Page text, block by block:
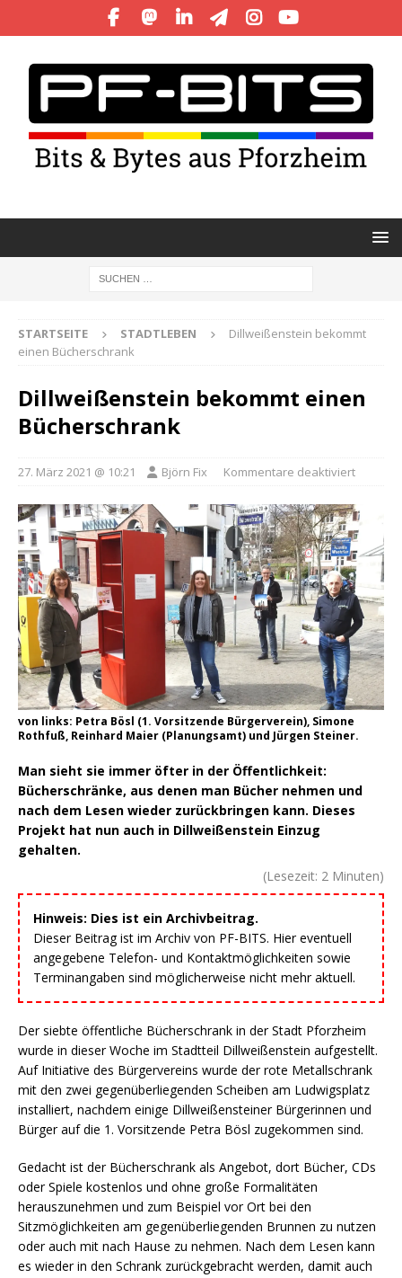
STARTSEITE STADTLEBEN
Dillweißenstein bekommt
einen Bücherschrank
Dillweißenstein bekommt einen
Bücherschrank
27. März 2021 @ 10:21 Björn Fix Kommentare deaktiviert
von links: Petra Bösl (1. Vorsitzende Bürgerverein), Simone
Rothfuß, Reinhard Maier (Planungsamt) und Jürgen Steiner.
Man sieht sie immer öfter in der Öffentlichkeit:
Bücherschränke, aus denen man Bücher nehmen und
nach dem Lesen wieder zurückbringen kann. Dieses
Projekt hat nun auch in Dillweißenstein Einzug
gehalten.
(Lesezeit: 2 Minuten)
Hinweis: Dies ist ein Archivbeitrag.
Dieser Beitrag ist im Archiv von PF-BITS. Hier eventuell
angegebene Telefon- und Kontaktmöglichkeiten sowie
Terminangaben sind möglicherweise nicht mehr aktuell.
Der siebte öffentliche Bücherschrank in der Stadt Pforzheim
wurde in dieser Woche im Stadtteil Dillweißenstein aufgestellt.
Auf Initiative des Bürgervereins wurde der rote Metallschrank
mit den zwei gegenüberliegenden Scheiben am Ludwigsplatz
installiert, nachdem einige Dillweißensteiner Bürgerinnen und
Bürger auf die 1. Vorsitzende Petra Bösl zugekommen sind.
Gedacht ist der Bücherschrank als Angebot, dort Bücher, CDs
oder Spiele kostenlos und ohne große Formalitäten
herauszunehmen und zum Beispiel vor Ort bei den
Sitzmöglichkeiten am gegenüberliegenden Brunnen zu nutzen
oder auch mit nach Hause zu nehmen. Nach dem Lesen kann
es wieder in den Schrank zurückgebracht werden, damit auch